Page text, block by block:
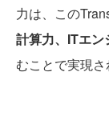
力は、この
計算力、ITエ
むことで実現さ